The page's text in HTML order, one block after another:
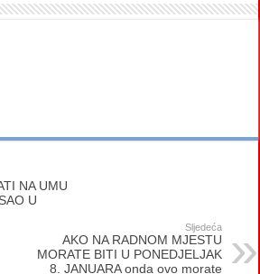
NA UMU
U
Sljedeća
AKO NA RADNOM MJESTU
MORATE BITI U PONEDJELJAK
8. JANUARA onda ovo morate